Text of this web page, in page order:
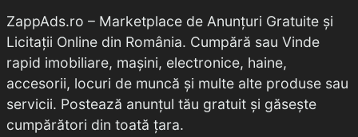
ZappAds.ro – Marketplace de Anunțuri Gratuite și
Licitații Online din România. Cumpără sau Vinde
rapid imobiliare, mașini, electronice, haine,
accesorii, locuri de muncă și multe alte produse sau
servicii. Postează anunțul tău gratuit și găsește
cumpărători din toată țara.